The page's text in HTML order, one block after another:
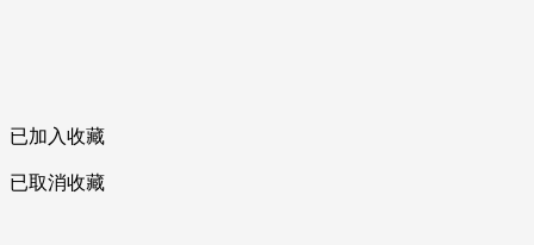
已加入收藏
已取消收藏